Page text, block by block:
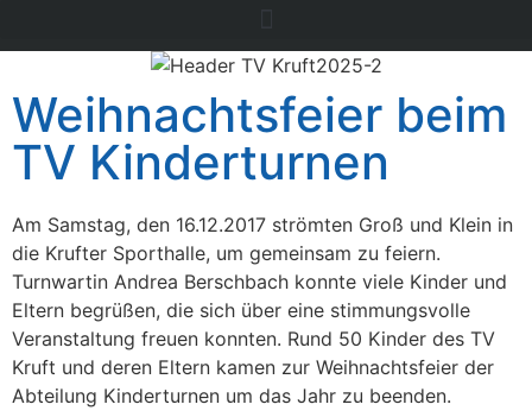
Weihnachtsfeier beim
TV Kinderturnen
Am Samstag, den 16.12.2017 strömten Groß und Klein in
die Krufter Sporthalle, um gemeinsam zu feiern.
Turnwartin Andrea Berschbach konnte viele Kinder und
Eltern begrüßen, die sich über eine stimmungsvolle
Veranstaltung freuen konnten. Rund 50 Kinder des TV
Kruft und deren Eltern kamen zur Weihnachtsfeier der
Abteilung Kinderturnen um das Jahr zu beenden.